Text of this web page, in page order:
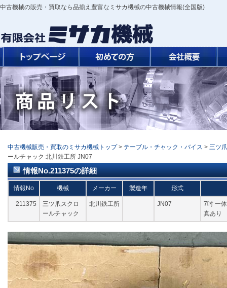
中古機械の販売・買取なら品揃え豊富なミサカ機械の中古機械情報(全国版)
中古機械販売・買取のミサカ機械トップ > テーブル・チャック・バイス > 三ツ
ールチャック 北川鉄工所 JN07
情報No.211375の詳細
情報No 機械 メーカー 製造年 形式
211375
三ツ爪スクロ
ールチャック
北川鉄工所 JN07
7吋 一
真あり